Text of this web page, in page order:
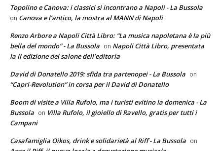
Topolino e Canova: i classici si incontrano a Napoli - La Bussola
on Canova e l’antico, la mostra al MANN di Napoli
Renzo Arbore a Napoli Città Libro: “La musica napoletana è la più
bella del mondo” - La Bussola on Napoli Città Libro, presentata
la II edizione del salone dell’editoria
David di Donatello 2019: sfida tra partenopei - La Bussola on
“Capri-Revolution” in corsa per il David di Donatello
Boom di visite a Villa Rufolo, ma i turisti evitino la domenica - La
Bussola on Villa Rufolo, il gioiello di Ravello, gratis per tutti i
Campani
Casafamiglia Oikos, drink e solidarietà al Riff - La Bussola on